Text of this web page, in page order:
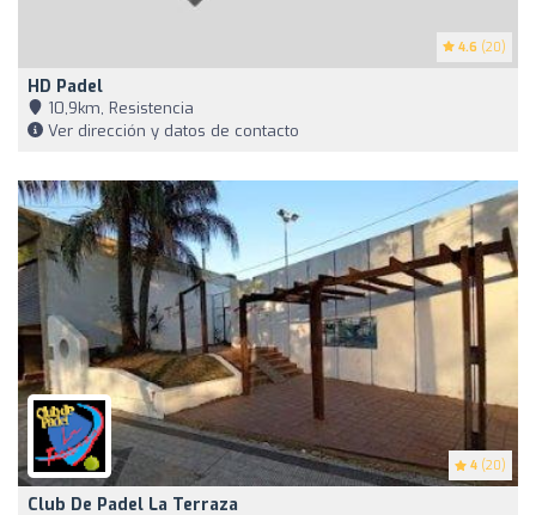
4.6 (20)
HD Padel
10,9km, Resistencia
Ver dirección y datos de contacto
4 (20)
Club De Padel La Terraza